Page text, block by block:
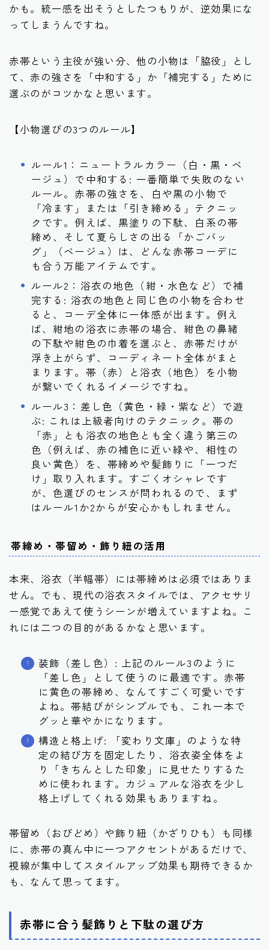
かも。統一感を出そうとしたつもりが、逆効果にな
ってしまうんですね。
赤帯という主役が強い分、他の小物は「脇役」とし
て、赤の強さを「中和する」か「補完する」ために
選ぶのがコツかなと思います。
【小物選びの3つのルール】
ルール1：ニュートラルカラー（白・黒・ベ
ージュ）で中和する: 一番簡単で失敗のない
ルール。赤帯の強さを、白や黒の小物で
「冷ます」または「引き締める」テクニッ
クです。例えば、黒塗りの下駄、白系の帯
締め、そして夏らしさの出る「かごバッ
グ」（ベージュ）は、どんな赤帯コーデに
も合う万能アイテムです。
ルール2：浴衣の地色（紺・水色など）で補
完する: 浴衣の地色と同じ色の小物を合わせ
ると、コーデ全体に一体感が出ます。例え
ば、紺地の浴衣に赤帯の場合、紺色の鼻緒
の下駄や紺色の巾着を選ぶと、赤帯だけが
浮き上がらず、コーディネート全体がまと
まります。帯（赤）と浴衣（地色）を小物
が繋いでくれるイメージですね。
ルール3：差し色（黄色・緑・紫など）で遊
ぶ: これは上級者向けのテクニック。帯の
「赤」とも浴衣の地色とも全く違う第三の
色（例えば、赤の補色に近い緑や、相性の
良い黄色）を、帯締めや髪飾りに「一つだ
け」取り入れます。すごくオシャレです
が、色選びのセンスが問われるので、まず
はルール1か2からが安心かもしれません。
帯締め・帯留め・飾り紐の活用
本来、浴衣（半幅帯）には帯締めは必須ではありま
せん。でも、現代の浴衣スタイルでは、アクセサリ
ー感覚であえて使うシーンが増えていますよね。こ
れには二つの目的があるかなと思います。
装飾（差し色）: 上記のルール3のように
「差し色」として使うのに最適です。赤帯
に黄色の帯締め、なんてすごく可愛いです
よね。帯結びがシンプルでも、これ一本で
グッと華やかになります。
構造と格上げ: 「変わり文庫」のような特
定の結び方を固定したり、浴衣姿全体をよ
り「きちんとした印象」に見せたりするた
めに使われます。カジュアルな浴衣を少し
格上げしてくれる効果もありますね。
帯留め（おびどめ）や飾り紐（かざりひも）も同様
に、赤帯の真ん中に一つアクセントがあるだけで、
視線が集中してスタイルアップ効果も期待できるか
も、なんて思ってます。
赤帯に合う髪飾りと下駄の選び方